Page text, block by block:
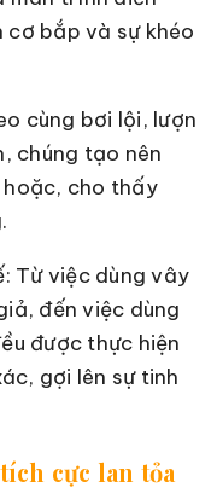
cơ bắp và sự khéo
cùng bơi lội, lượn
chúng tạo nên
hoặc, cho thấy
Từ việc dùng vây
đến việc dùng
được thực hiện
gợi lên sự tinh
cực lan tỏa